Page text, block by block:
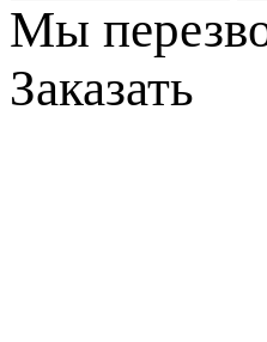
Мы
Заказать